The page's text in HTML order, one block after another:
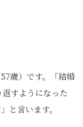
歳）です。「結婚
すようになった
と言います。